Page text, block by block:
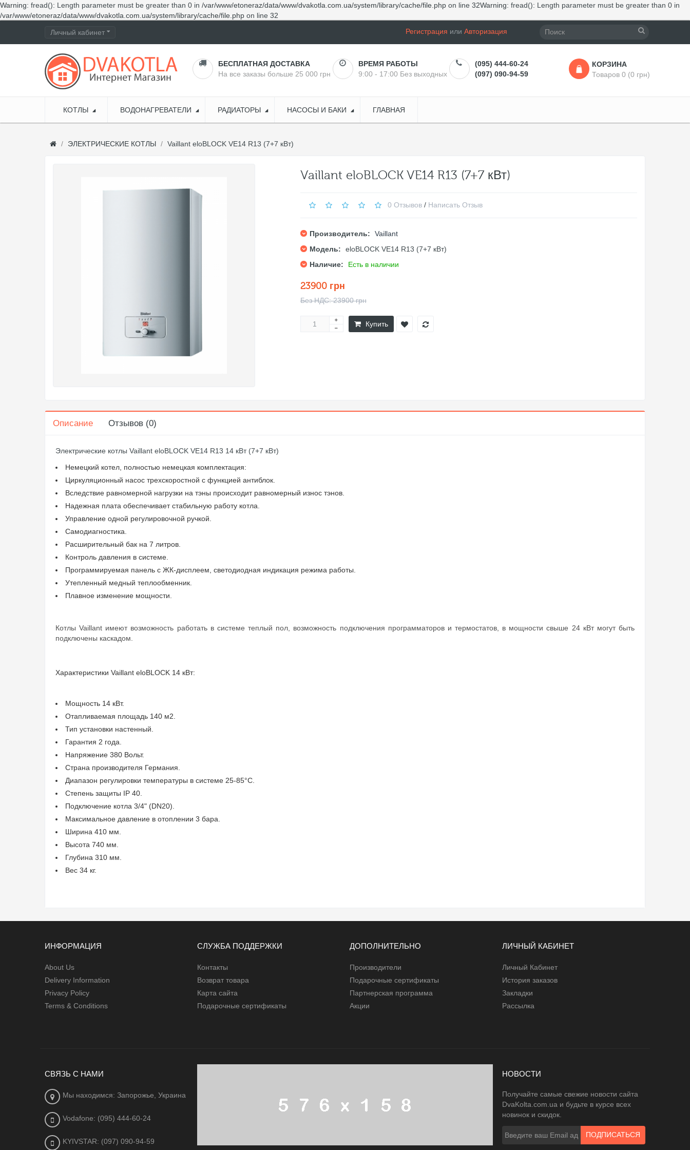
Warning: fread(): Length parameter must be greater than 0 in /var/www/etoneraz/data/www/dvakotla.com.ua/system/library/cache/file.php on line 32Warning: fread(): Length parameter must be greater than 0 in
/var/www/etoneraz/data/www/dvakotla.com.ua/system/library/cache/file.php on line 32
Личный кабинет Регистрация или Авторизация
БЕСПЛАТНАЯ ДОСТАВКА
На все заказы больше 25 000 грн
ВРЕМЯ РАБОТЫ
9:00 - 17:00 Без выходных
(095) 444-60-24
(097) 090-94-59
КОРЗИНА
Товаров 0 (0 грн)
КОТЛЫ ВОДОНАГРЕВАТЕЛИ РАДИАТОРЫ НАСОСЫ И БАКИ ГЛАВНАЯ
ЭЛЕКТРИЧЕСКИЕ КОТЛЫ Vaillant eloBLOCK VE14 R13 (7+7 кВт)
Vaillant eloBLOCK VE14 R13 (7+7 кВт)
0 Отзывов/ Написать Отзыв
Производитель:
Vaillant
Модель:
eloBLOCK VE14 R13 (7+7 кВт)
Наличие:
Есть в наличии
23900 грн
Без НДС: 23900 грн
Купить
Описание Отзывов (0)
Электрические котлы Vaillant eloBLOCK VE14 R13 14 кВт (7+7 кВт)
Немецкий котел, полностью немецкая комплектация:
Циркуляционный насос трехскоростной с функцией антиблок.
Вследствие равномерной нагрузки на тэны происходит равномерный износ тэнов.
Надежная плата обеспечивает стабильную работу котла.
Управление одной регулировочной ручкой.
Самодиагностика.
Расширительный бак на 7 литров.
Контроль давления в системе.
Программируемая панель с ЖК-дисплеем, светодиодная индикация режима работы.
Утепленный медный теплообменник.
Плавное изменение мощности.
Котлы Vaillant имеют возможность работать в системе теплый пол, возможность подключения программаторов и термостатов, в мощности свыше 24 кВт могут быть
подключены каскадом.
Характеристики Vaillant eloBLOCK 14 кВт:
Мощность 14 кВт.
Отапливаемая площадь 140 м2.
Тип установки настенный.
Гарантия 2 года.
Напряжение 380 Вольт.
Страна производителя Германия.
Диапазон регулировки температуры в системе 25-85°C.
Степень защиты IP 40.
Подключение котла 3/4" (DN20).
Максимальное давление в отоплении 3 бара.
Ширина 410 мм.
Высота 740 мм.
Глубина 310 мм.
Вес 34 кг.
ИНФОРМАЦИЯ
About Us
Delivery Information
Privacy Policy
Terms & Conditions
СЛУЖБА ПОДДЕРЖКИ
Контакты
Возврат товара
Карта сайта
Подарочные сертификаты
ДОПОЛНИТЕЛЬНО
Производители
Подарочные сертификаты
Партнерская программа
Акции
ЛИЧНЫЙ КАБИНЕТ
Личный Кабинет
История заказов
Закладки
Рассылка
СВЯЗЬ С НАМИ
Мы находимся: Запорожье, Украина
Vodafone: (095) 444-60-24
KYIVSTAR: (097) 090-94-59
НОВОСТИ
Получайте самые свежие новости сайта
DvaKolta.com.ua и будьте в курсе всех
новинок и скидок.
ПОДПИСАТЬСЯ